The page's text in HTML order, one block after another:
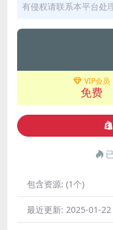
有侵权请联系本平台处理
VIP会员
免费
包含资源: (1个)
最近更新: 2025-01-22